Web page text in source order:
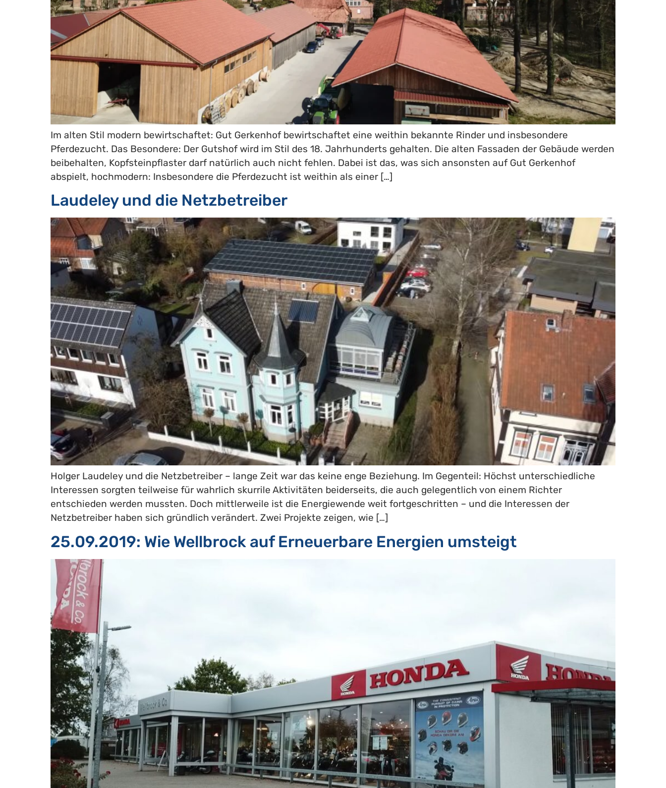
Im alten Stil modern bewirtschaftet: Gut Gerkenhof bewirtschaftet eine weithin bekannte Rinder und insbesondere
Pferdezucht. Das Besondere: Der Gutshof wird im Stil des 18. Jahrhunderts gehalten. Die alten Fassaden der Gebäude werden
beibehalten, Kopfsteinpflaster darf natürlich auch nicht fehlen. Dabei ist das, was sich ansonsten auf Gut Gerkenhof
abspielt, hochmodern: Insbesondere die Pferdezucht ist weithin als einer […]
Laudeley und die Netzbetreiber
Holger Laudeley und die Netzbetreiber – lange Zeit war das keine enge Beziehung. Im Gegenteil: Höchst unterschiedliche
Interessen sorgten teilweise für wahrlich skurrile Aktivitäten beiderseits, die auch gelegentlich von einem Richter
entschieden werden mussten. Doch mittlerweile ist die Energiewende weit fortgeschritten – und die Interessen der
Netzbetreiber haben sich gründlich verändert. Zwei Projekte zeigen, wie […]
25.09.2019: Wie Wellbrock auf Erneuerbare Energien umsteigt